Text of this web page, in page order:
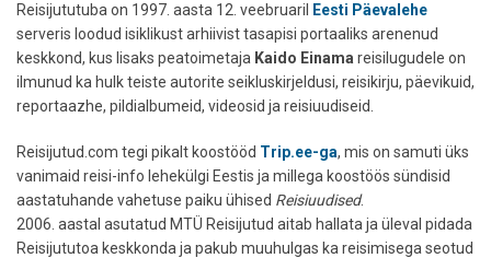
Reisijututuba on 1997. aasta 12. veebruaril
Eesti Päevalehe
serveris loodud isiklikust arhiivist tasapisi portaaliks arenenud
keskkond, kus lisaks peatoimetaja Kaido Einama reisilugudele on
ilmunud ka hulk teiste autorite seikluskirjeldusi, reisikirju, päevikuid,
reportaazhe, pildialbumeid, videosid ja reisiuudiseid.
Reisijutud.com tegi pikalt koostööd Trip.ee-ga, mis on samuti üks
vanimaid reisi-info lehekülgi Eestis ja millega koostöös sündisid
aastatuhande vahetuse paiku ühised Reisiuudised.
2006. aastal asutatud MTÜ Reisijutud aitab hallata ja üleval pidada
Reisijututoa keskkonda ja pakub muuhulgas ka reisimisega seotud